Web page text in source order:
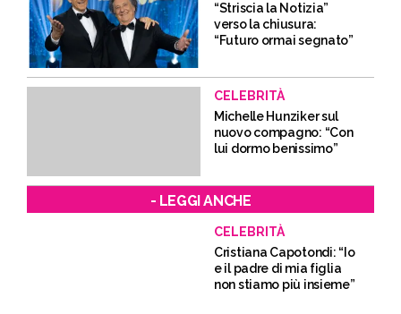
“Striscia la Notizia”
verso la chiusura:
“Futuro ormai segnato”
CELEBRITÀ
Michelle Hunziker sul
nuovo compagno: “Con
lui dormo benissimo”
- LEGGI ANCHE
CELEBRITÀ
Cristiana Capotondi: “Io
e il padre di mia figlia
non stiamo più insieme”